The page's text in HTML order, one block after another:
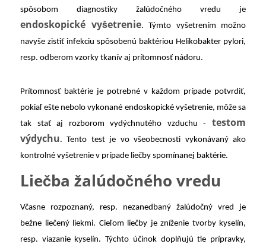
spôsobom diagnostiky žalúdočného vredu je
endoskopické vyšetrenie. Týmto vyšetrením možno
navyše zistiť infekciu spôsobenú baktériou Helikobakter pylori,
resp. odberom vzorky tkanív aj prítomnosť nádoru.
Prítomnosť baktérie je potrebné v každom prípade potvrdiť,
pokiaľ ešte nebolo vykonané endoskopické vyšetrenie, môže sa
tak stať aj rozborom vydýchnutého vzduchu - testom
výdychu. Tento test je vo všeobecnosti vykonávaný ako
kontrolné vyšetrenie v prípade liečby spomínanej baktérie.
Liečba žalúdočného vredu
Včasne rozpoznaný, resp. nezanedbaný žalúdočný vred je
bežne liečený liekmi. Cieľom liečby je zníženie tvorby kyselín,
resp. viazanie kyselín. Týchto účinok doplňujú tie prípravky,